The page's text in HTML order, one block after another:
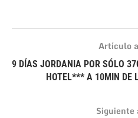
Artículo
9 DÍAS JORDANIA POR SÓLO
HOTEL*** A 10MIN DE